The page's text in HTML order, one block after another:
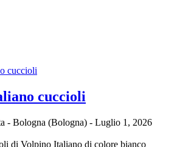
cuccioli
- Bologna (Bologna) - Luglio 1, 2026
di Volpino Italiano di colore bianco